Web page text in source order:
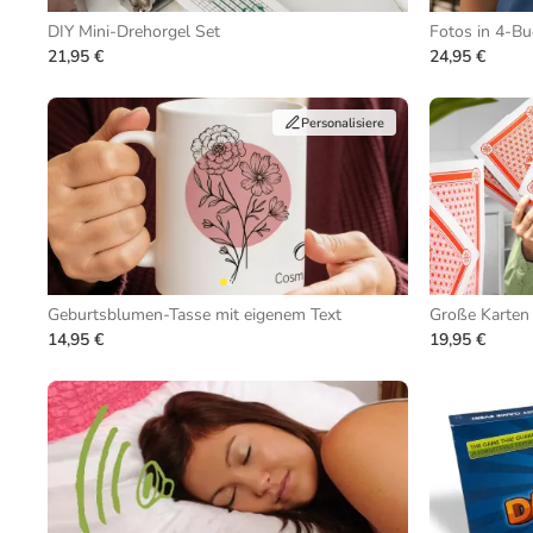
DIY Mini-Drehorgel Set
21,95 €
Fotos in 4-
24,95 €
Personalisiere
Geburtsblumen-Tasse mit eigenem Text
14,95 €
Große Karten
19,95 €